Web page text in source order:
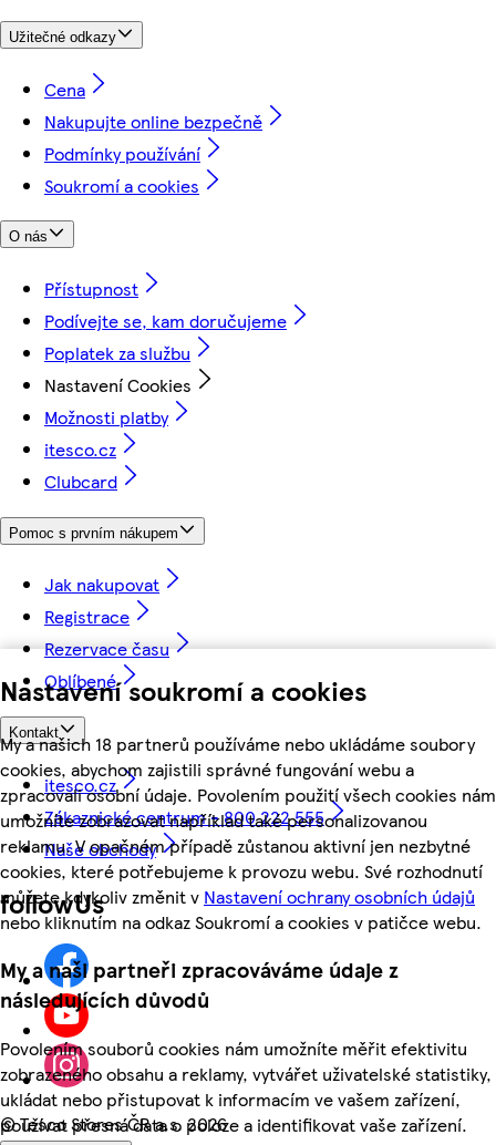
Nastavení soukromí a cookies
My a našich 18 partnerů používáme nebo ukládáme soubory
cookies, abychom zajistili správné fungování webu a
zpracovali osobní údaje. Povolením použití všech cookies nám
umožníte zobrazovat například také personalizovanou
reklamu. V opačném případě zůstanou aktivní jen nezbytné
cookies, které potřebujeme k provozu webu. Své rozhodnutí
můžete kdykoliv změnit v Nastavení ochrany osobních údajů
nebo kliknutím na odkaz Soukromí a cookies v patičce webu.
My a naši partneři zpracováváme údaje z
následujících důvodů
Povolením souborů cookies nám umožníte měřit efektivitu
zobrazeného obsahu a reklamy, vytvářet uživatelské statistiky,
ukládat nebo přistupovat k informacím ve vašem zařízení,
používat přesná data o poloze a identifikovat vaše zařízení.
Užitečné odkazy
Cena
Nakupujte online bezpečně
Podmínky používání
Soukromí a cookies
O nás
Přístupnost
Podívejte se, kam doručujeme
Poplatek za službu
Nastavení Cookies
Možnosti platby
itesco.cz
Clubcard
Pomoc s prvním nákupem
Jak nakupovat
Registrace
Rezervace času
Oblíbené
Kontakt
itesco.cz
Zákaznické centrum - 800 222 555
Naše obchody
followUs
©Tesco Stores ČR a.s. 2026